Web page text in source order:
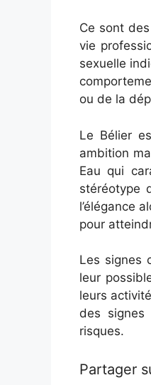
Ce sont
vie
sexuelle
ou de la
Le Bélier
ambition
Eau qui
stéréotype
l’élégance
pour
Les signes
leur
leurs
des
risques.
Partager